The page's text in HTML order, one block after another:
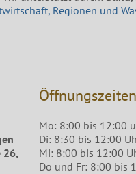
Regionen und
26,
Mo: 8:00 bis 12:00
Di: 8:30 bis 12:00
Mi: 8:00 bis 12:00
Do und Fr: 8:00 bis